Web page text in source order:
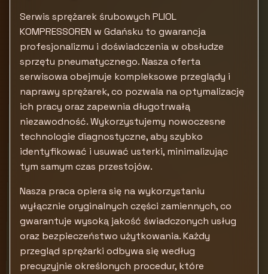
Serwis sprężarek śrubowych PLIOL
KOMPRESSOREN w Gdańsku to gwarancja
profesjonalizmu i doświadczenia w obsłudze
sprzętu pneumatycznego. Nasza oferta
serwisowa obejmuje kompleksowe przeglądy i
naprawy sprężarek, co pozwala na optymalizację
ich pracy oraz zapewnia długotrwałą
niezawodność. Wykorzystujemy nowoczesne
technologie diagnostyczne, aby szybko
identyfikować i usuwać usterki, minimalizując
tym samym czas przestojów.
Nasza praca opiera się na wykorzystaniu
wyłącznie oryginalnych części zamiennych, co
gwarantuje wysoką jakość świadczonych usług
oraz bezpieczeństwo użytkowania. Każdy
przegląd sprężarki odbywa się według
precyzyjnie określonych procedur, które